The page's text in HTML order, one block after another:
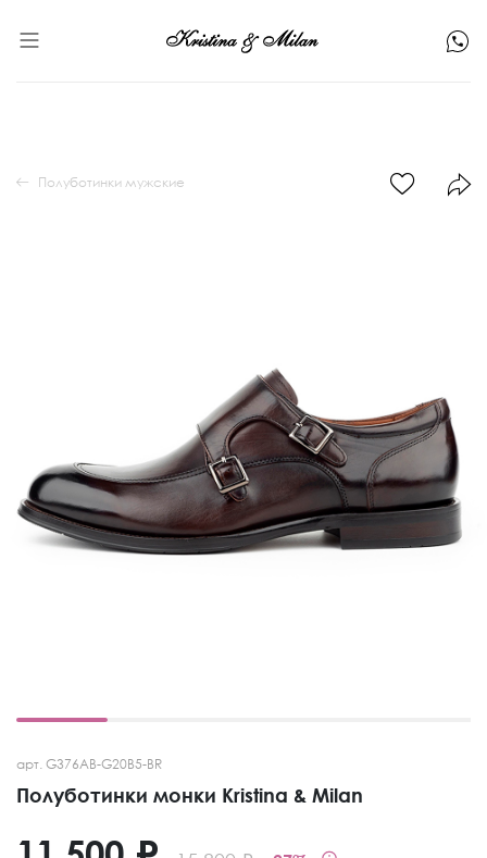
арт. G376AB-G20B5-BR
Полуботинки монки Kristina & Milan
Полуботинки мужские